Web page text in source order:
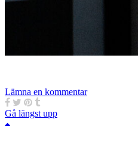
Lämna en kommentar
Gå längst upp